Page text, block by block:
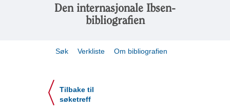
Den internasjonale Ibsen-
bibliografien
Søk Verkliste Om bibliografien
Tilbake til
søketreff